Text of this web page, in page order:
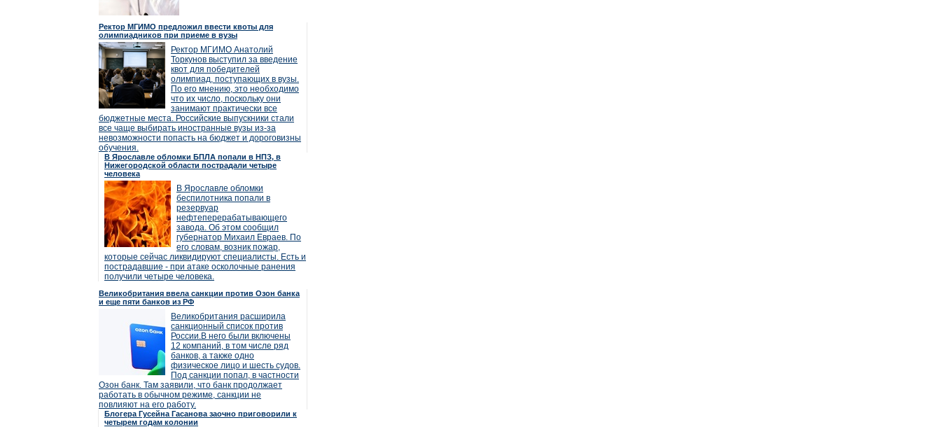
Ректор МГИМО предложил ввести квоты для
олимпиадников при приеме в вузы
Ректор МГИМО Анатолий
Торкунов выступил за введение
квот для победителей
олимпиад, поступающих в вузы.
По его мнению, это необходимо
что их число, поскольку они
занимают практически все
бюджетные места. Российские выпускники стали
все чаще выбирать иностранные вузы из-за
невозможности попасть на бюджет и дороговизны
обучения.
В Ярославле обломки БПЛА попали в НПЗ, в
Нижегородской области пострадали четыре
человека
В Ярославле обломки
беспилотника попали в
резервуар
нефтеперерабатывающего
завода. Об этом сообщил
губернатор Михаил Евраев. По
его словам, возник пожар,
которые сейчас ликвидируют специалисты. Есть и
пострадавшие - при атаке осколочные ранения
получили четыре человека.
Великобритания ввела санкции против Озон банка
и еще пяти банков из РФ
Великобритания расширила
санкционный список против
России.В него были включены
12 компаний, в том числе ряд
банков, а также одно
физическое лицо и шесть судов.
Под санкции попал, в частности
Озон банк. Там заявили, что банк продолжает
работать в обычном режиме, санкции не
повлияют на его работу.
Блогера Гусейна Гасанова заочно приговорили к
четырем годам колонии